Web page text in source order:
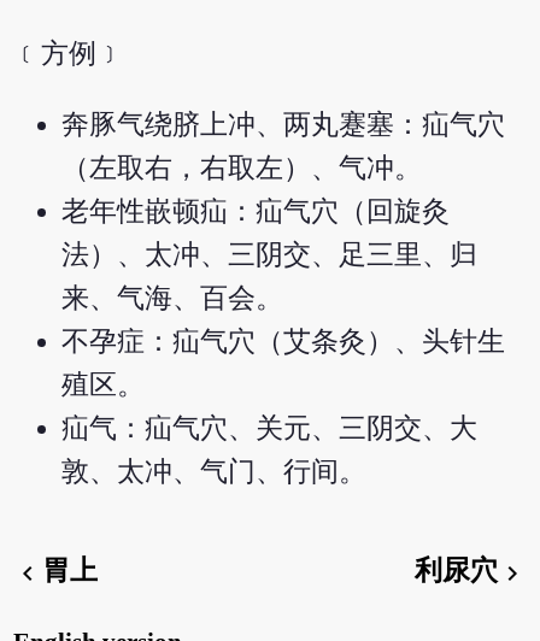
﹝方例﹞
奔豚气绕脐上冲、两丸蹇塞：疝气穴
（左取右，右取左）、气冲。
老年性嵌顿疝：疝气穴（回旋灸
法）、太冲、三阴交、足三里、归
来、气海、百会。
不孕症：疝气穴（艾条灸）、头针生
殖区。
疝气：疝气穴、关元、三阴交、大
敦、太冲、气门、行间。
chevron_left 胃上 利尿穴chevron_right